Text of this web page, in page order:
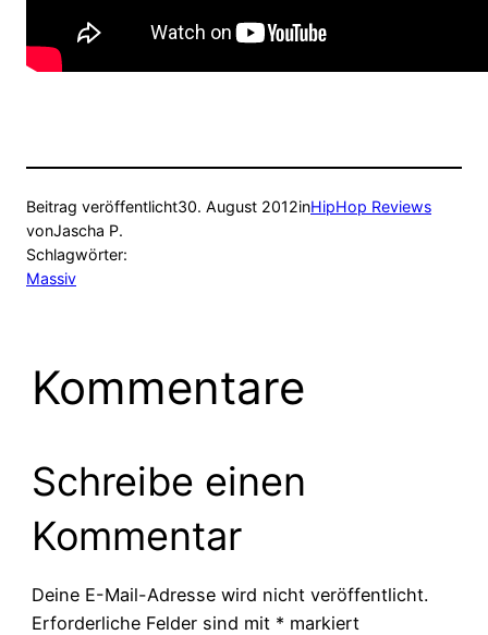
Beitrag veröffentlicht30. August 2012inHipHop Reviews
vonJascha P.
Schlagwörter:
Massiv
Kommentare
Schreibe einen
Kommentar
Deine E-Mail-Adresse wird nicht veröffentlicht.
Erforderliche Felder sind mit * markiert